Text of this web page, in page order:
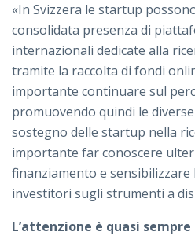
«In Svizzera le startup
consolidata presenza di
internazionali dedicate alla
tramite la raccolta di fondi
importante continuare sul
promuovendo quindi le
sostegno delle startup nella
importante far conoscere
finanziamento e
investitori sugli strumenti a
L’attenzione è quasi